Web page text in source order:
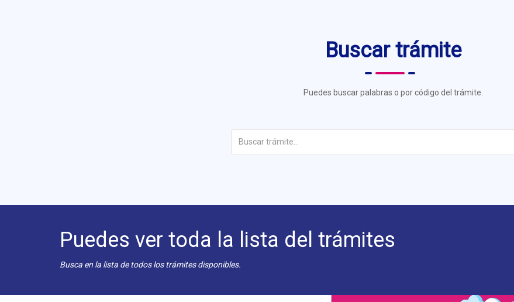
Buscar trámite
Puedes buscar palabras o por código del trámite.
Puedes ver toda la lista del trámites
Busca en la lista de todos los trámites disponibles.